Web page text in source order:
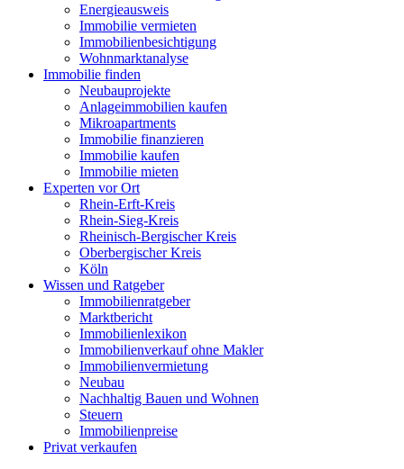
Energieausweis
Immobilie vermieten
Immobilienbesichtigung
Wohnmarktanalyse
Immobilie finden
Neubauprojekte
Anlageimmobilien kaufen
Mikroapartments
Immobilie finanzieren
Immobilie kaufen
Immobilie mieten
Experten vor Ort
Rhein-Erft-Kreis
Rhein-Sieg-Kreis
Rheinisch-Bergischer Kreis
Oberbergischer Kreis
Köln
Wissen und Ratgeber
Immobilienratgeber
Marktbericht
Immobilienlexikon
Immobilienverkauf ohne Makler
Immobilienvermietung
Neubau
Nachhaltig Bauen und Wohnen
Steuern
Immobilienpreise
Privat verkaufen